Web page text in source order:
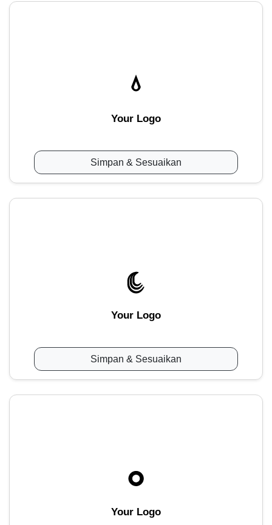
Your Logo
Simpan & Sesuaikan
Your Logo
Simpan & Sesuaikan
Your Logo